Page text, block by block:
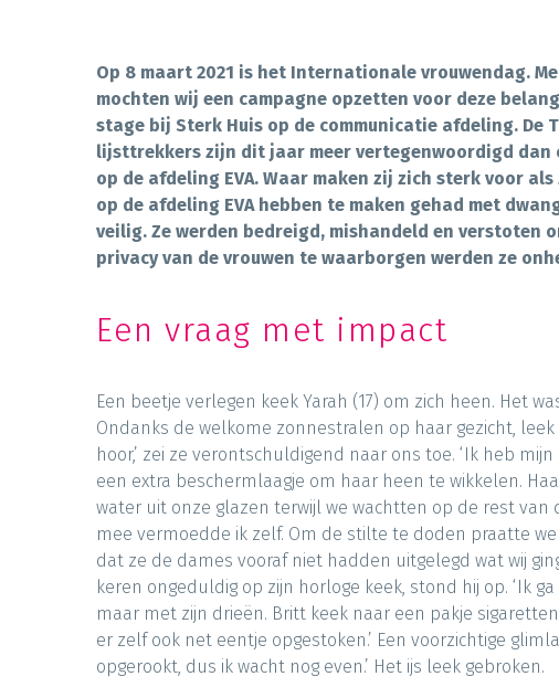
Op 8 maart 2021 is het Internationale vrouwendag.
mochten wij een campagne opzetten voor deze
stage bij Sterk Huis op de communicatie afdeling.
lijsttrekkers zijn dit jaar meer vertegenwoordigd dan
op de afdeling EVA. Waar maken zij zich sterk voor
op de afdeling EVA hebben te maken gehad met
veilig. Ze werden bedreigd, mishandeld en verstoten
privacy van de vrouwen te waarborgen werden ze
Een vraag met impact
Een beetje verlegen keek Yarah (17) om zich heen. Het
Ondanks de welkome zonnestralen op haar gezicht,
hoor,’ zei ze verontschuldigend naar ons toe. ‘Ik heb
een extra beschermlaagje om haar heen te wikkelen.
water uit onze glazen terwijl we wachtten op de rest
mee vermoedde ik zelf. Om de stilte te doden praatte
dat ze de dames vooraf niet hadden uitgelegd wat wij
keren ongeduldig op zijn horloge keek, stond hij op. ‘Ik
maar met zijn drieën. Britt keek naar een pakje
er zelf ook net eentje opgestoken.’ Een voorzichtige
opgerookt, dus ik wacht nog even.’ Het ijs leek gebroken.